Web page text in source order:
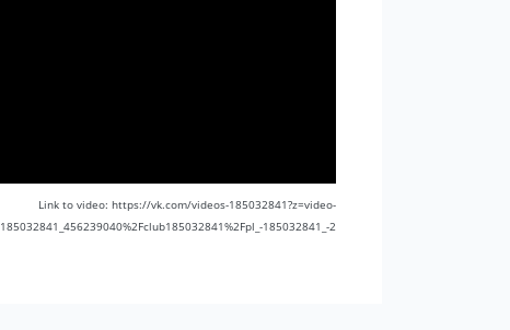
Link to video: https://vk.com/videos-185032841?z=video-
185032841_456239040%2Fclub185032841%2Fpl_-185032841_-2